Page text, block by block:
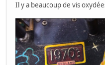
Il y a beaucoup de vis